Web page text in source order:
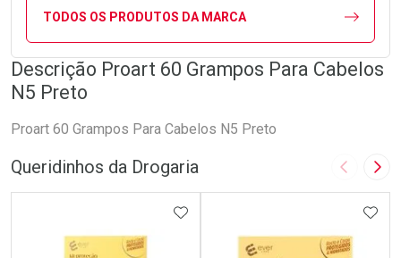
TODOS OS PRODUTOS DA MARCA
Descrição Proart 60 Grampos Para Cabelos
N5 Preto
Proart 60 Grampos Para Cabelos N5 Preto
Queridinhos da Drogaria Imagem
ADICIONAR AOS FAVORITOS